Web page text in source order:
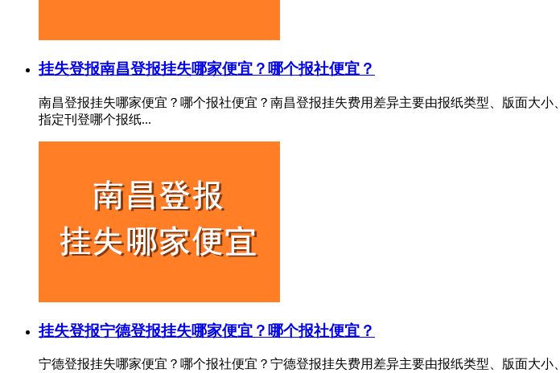
挂失登报南昌登报挂失哪家便宜？哪个报社便宜？
南昌登报挂失哪家便宜？哪个报社便宜？南昌登报挂失费用差异主要由报纸类型、版面大
指定刊登哪个报纸...
挂失登报宁德登报挂失哪家便宜？哪个报社便宜？
宁德登报挂失哪家便宜？哪个报社便宜？宁德登报挂失费用差异主要由报纸类型、版面大